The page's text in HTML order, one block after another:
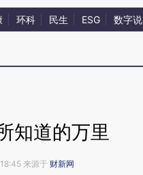
环科 民生 ESG 数字说
知道的万里
来源于 财新网